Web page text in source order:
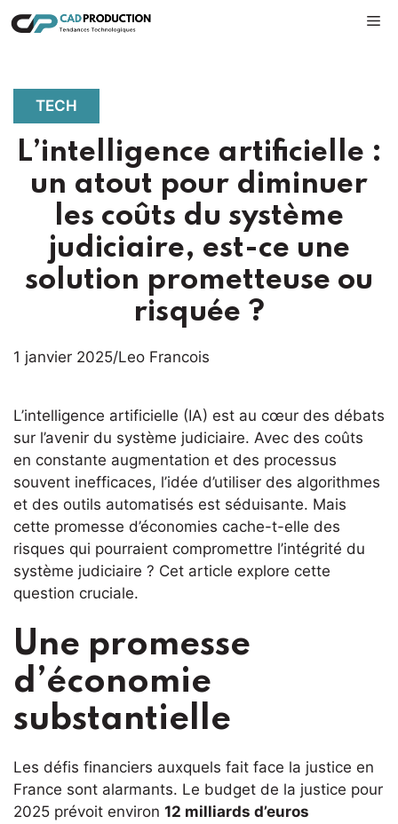
Aller
au
TECH
L’intelligence artificielle :
un atout pour diminuer
les coûts du système
judiciaire, est-ce une
solution prometteuse ou
risquée ?
1 janvier 2025/Leo Francois
L’intelligence artificielle (IA) est au cœur des débats
sur l’avenir du système judiciaire. Avec des coûts
en constante augmentation et des processus
souvent inefficaces, l’idée d’utiliser des algorithmes
et des outils automatisés est séduisante. Mais
cette promesse d’économies cache-t-elle des
risques qui pourraient compromettre l’intégrité du
système judiciaire ? Cet article explore cette
question cruciale.
Une promesse
d’économie
substantielle
Les défis financiers auxquels fait face la justice en
France sont alarmants. Le budget de la justice pour
2025 prévoit environ 12 milliards d’euros